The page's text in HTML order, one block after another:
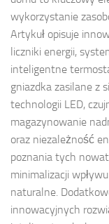
wykorzystanie
Artykuł opisuje
liczniki energii,
inteligentne
gniazdka zasilane z
technologii LED,
magazynowanie
oraz niezależność
poznania tych
minimalizacji
naturalne.
innowacyjnych